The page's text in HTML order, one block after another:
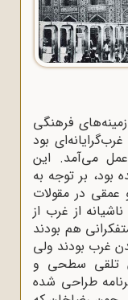
فرهنگى
بود
می‌آمد. این
بر توجه به
عمقى در مقولات
از غرب از
هم بودند
غرب بودند ولى
تلقى سطحى و
طراحی شده